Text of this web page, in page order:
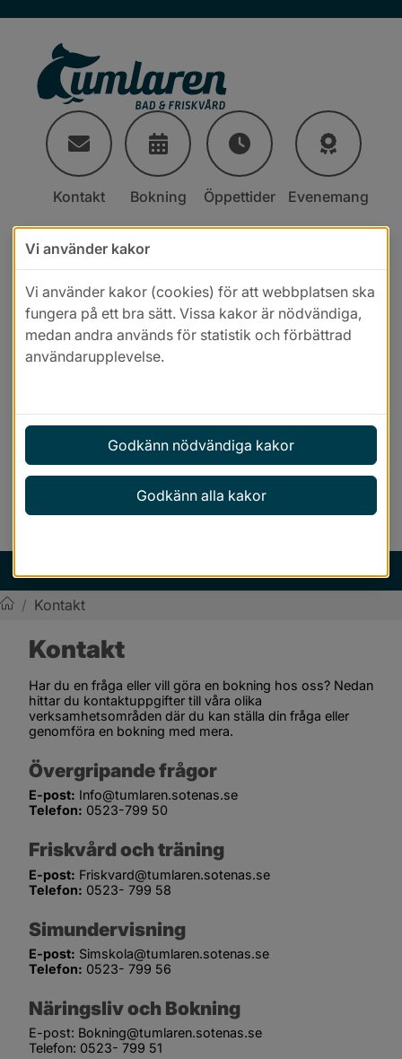
Kontakt Bokning Öppettider Evenemang
MENY
/ Kontakt
Kontakt
Har du en fråga eller vill göra en bokning hos oss? Nedan
hittar du kontaktuppgifter till våra olika
verksamhetsområden där du kan ställa din fråga eller
genomföra en bokning med mera.
Övergripande frågor
E-post: Info@tumlaren.sotenas.se
Telefon: 0523-799 50
Friskvård och träning
E-post: Friskvard@tumlaren.sotenas.se
Telefon: 0523- 799 58
Simundervisning
E-post: Simskola@tumlaren.sotenas.se
Telefon: 0523- 799 56
Näringsliv och Bokning
E-post: Bokning@tumlaren.sotenas.se
Telefon: 0523- 799 51
Vi använder kakor
Vi använder kakor (cookies) för att webbplatsen ska
fungera på ett bra sätt. Vissa kakor är nödvändiga,
medan andra används för statistik och förbättrad
användarupplevelse.
Godkänn nödvändiga kakor
Godkänn alla kakor